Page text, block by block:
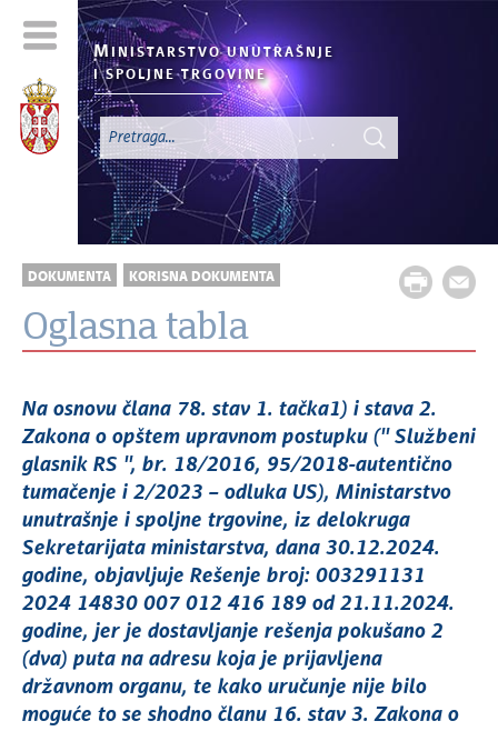
M INISTARSTVO UNUTRAŠNJE
I SPOLJNE TRGOVINE
DOKUMENTA KORISNA DOKUMENTA
Oglasna tabla
Na osnovu člana 78. stav 1. tačka1) i stava 2.
Zakona o opštem upravnom postupku ('' Službeni
glasnik RS '', br. 18/2016, 95/2018-autentično
tumačenje i 2/2023 – odluka US), Ministarstvo
unutrašnje i spoljne trgovine, iz delokruga
Sekretarijata ministarstva, dana 30.12.2024.
godine, objavljuje Rešenje broj: 003291131
2024 14830 007 012 416 189 od 21.11.2024.
godine, jer je dostavljanje rešenja pokušano 2
(dva) puta na adresu koja je prijavljena
državnom organu, te kako uručunje nije bilo
moguće to se shodno članu 16. stav 3. Zakona o